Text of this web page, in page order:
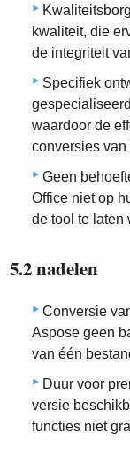
kwaliteit, die
de integriteit
Specifiek
waardoor de
conversies
Geen
Office niet op
de tool te laten
5.2 nadelen
Conversie
Aspose geen
van één
Duur voor
versie
functies niet